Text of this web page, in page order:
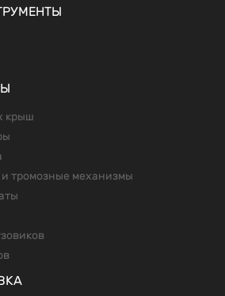
крыш
тромозные механизмы